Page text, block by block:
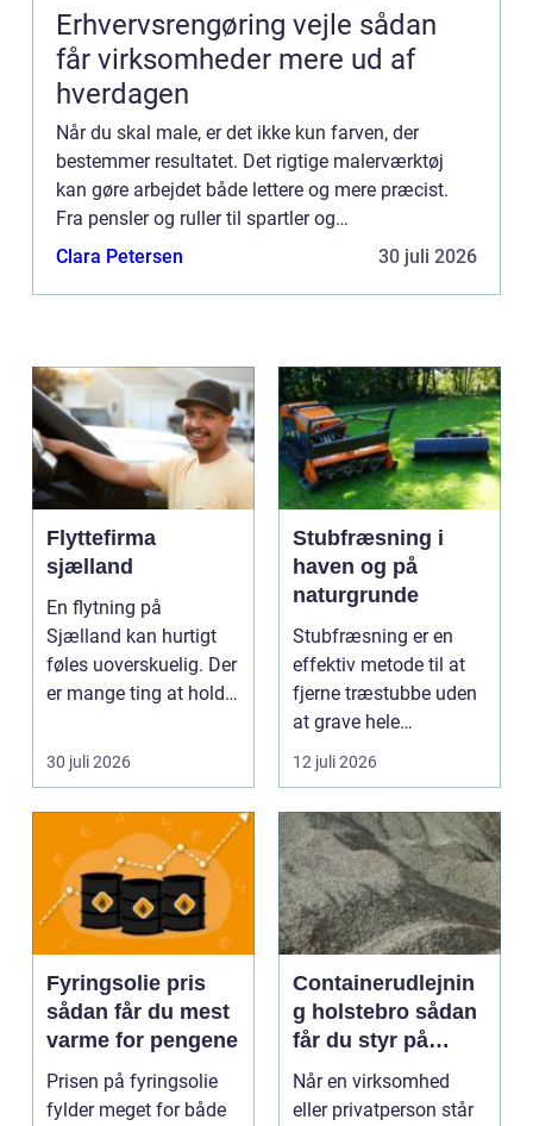
Erhvervsrengøring vejle sådan
får virksomheder mere ud af
hverdagen
Når du skal male, er det ikke kun farven, der
bestemmer resultatet. Det rigtige malerværktøj
kan gøre arbejdet både lettere og mere præcist.
Fra pensler og ruller til spartler og
afdækningsmateriale –...
Clara Petersen 30 juli 2026
Flyttefirma
sjælland
En flytning på
Sjælland kan hurtigt
føles uoverskuelig. Der
er mange ting at holde
30 juli 2026
Stubfræsning i
haven og på
naturgrunde
Stubfræsning er en
effektiv metode til at
fjerne træstubbe uden
at grave hele
rodsystemet op.
12 juli 2026
Fyringsolie pris
sådan får du mest
varme for pengene
Prisen på fyringsolie
fylder meget for både
Containerudlejnin
g holstebro sådan
får du styr på
affald og
materialer
Når en virksomhed
eller privatperson står